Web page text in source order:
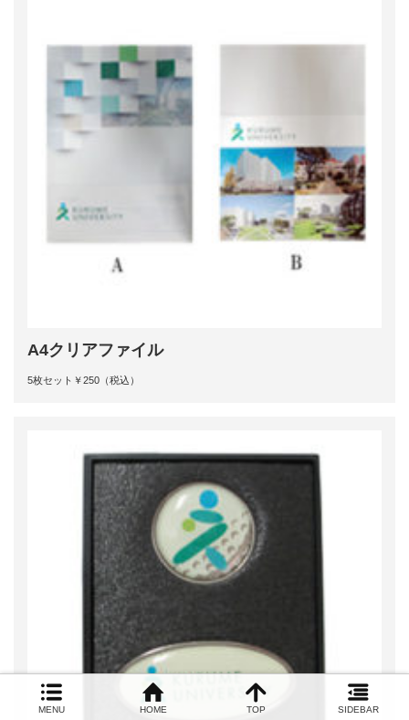
A4クリアファイル
5枚セット￥250（税込）
MENU HOME TOP SIDEBAR